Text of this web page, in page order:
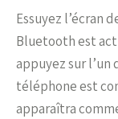
Essuyez l’écran
Bluetooth est
appuyez sur l’un
téléphone est
apparaîtra